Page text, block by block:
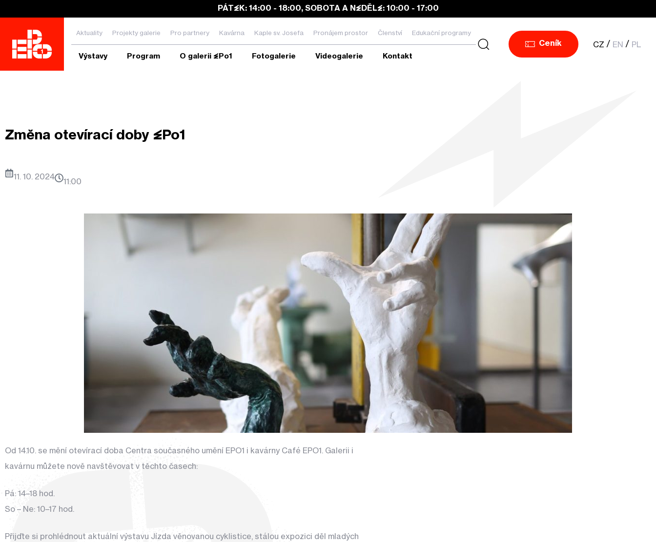
PÁTEK: 14:00 - 18:00, SOBOTA A NEDĚLE: 10:00 - 17:00
Aktuality Projekty galerie Pro partnery Kavárna Kaple sv. Josefa Pronájem prostor Členství Edukační programy
Výstavy Program O galerii EPo1 Fotogalerie Videogalerie Kontakt
Ceník CZ EN PL
Změna otevírací doby EPo1
11. 10. 2024 11:00
Od 14.10. se mění otevírací doba Centra současného umění EPO1 i kavárny Café EPO1. Galerii i
kavárnu můžete nově navštěvovat v těchto časech:
Pá: 14–18 hod.
So – Ne: 10–17 hod.
Přijďte si prohlédnout aktuální výstavu Jízda věnovanou cyklistice, stálou expozici děl mladých